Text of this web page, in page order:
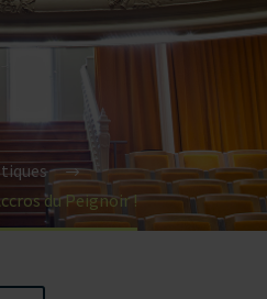
du Peignoir !